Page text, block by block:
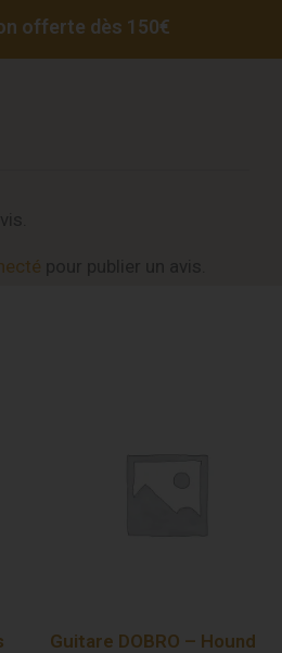
offerte dès 150€
Guitare DOBRO – Hound